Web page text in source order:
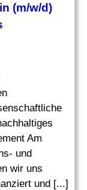
(m/w/d)
Am
und
wir uns
und [...]